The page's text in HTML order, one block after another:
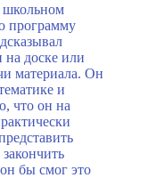
школьном
программу
на доске или
материала. Он
и
что он на
бы смог это